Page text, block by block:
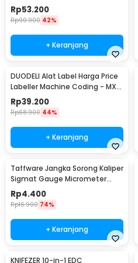
Outdoor Survival - JT21
Rp53.200
Rp90.900 42%
+ Keranjang
DUODELI Alat Label Harga Price
Labeller Machine Coding - MX-
5500
Rp39.200
Rp68.900 44%
+ Keranjang
Taffware Jangka Sorong Kaliper
Sigmat Gauge Micrometer
150mm - QST-600
Rp4.400
Rp16.900 74%
+ Keranjang
KNIFEZER 10-in-1 EDC